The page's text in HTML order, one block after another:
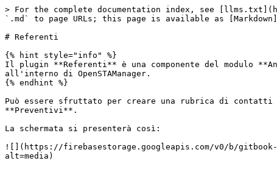
> For the complete documentation index, see
`.md` to page URLs; this page is available as
# Referenti
{% hint style="info" %}
Il plugin **Referenti** è una componente del modulo
all'interno di OpenSTAManager.
{% endhint %}
Può essere sfruttato per creare una rubrica di
**Preventivi**.
La schermata si presenterà così:
![](https://firebasestorage.googleapis.com/v0/b/gitbook-x-
alt=media)